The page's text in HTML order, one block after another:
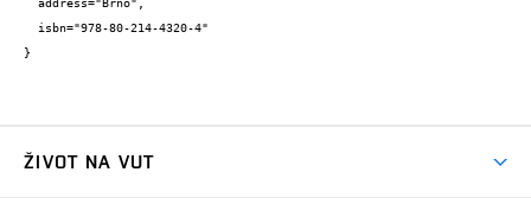
}
ŽIVOT NA VUT